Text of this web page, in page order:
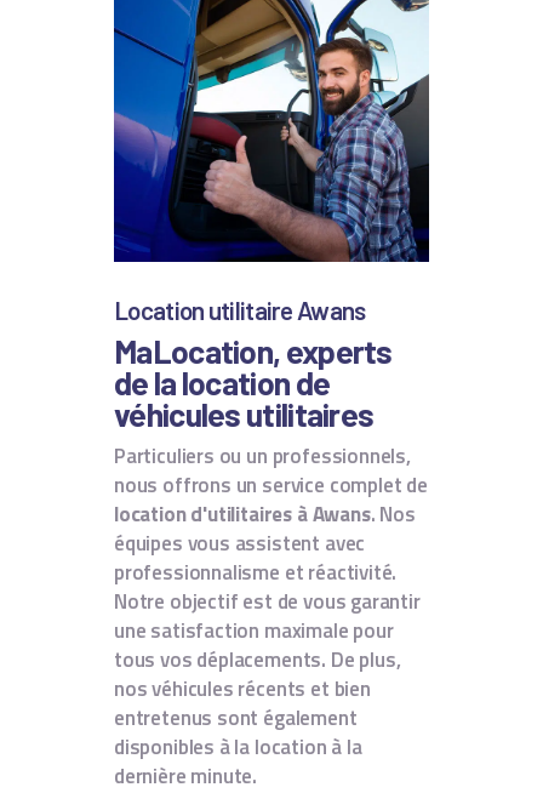
Location utilitaire Awans
MaLocation, experts
de la location de
véhicules utilitaires
Particuliers ou un professionnels,
nous offrons un service complet de
location d'utilitaires à Awans. Nos
équipes vous assistent avec
professionnalisme et réactivité.
Notre objectif est de vous garantir
une satisfaction maximale pour
tous vos déplacements. De plus,
nos véhicules récents et bien
entretenus sont également
disponibles à la location à la
dernière minute.